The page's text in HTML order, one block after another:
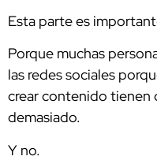
Esta parte es
Porque muchas
las redes sociales
crear contenido tienen
demasiado.
Y no.